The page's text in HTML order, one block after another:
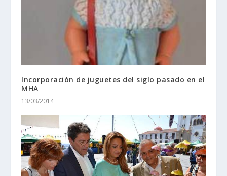
Incorporación de juguetes del siglo pasado en el
MHA
13/03/2014